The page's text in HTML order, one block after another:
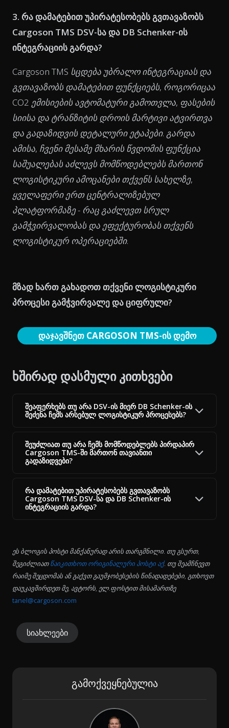
3. რა დამატებით უპირატესობებს გვთავაზობს
Cargoson TMS DSV-სა და DB Schenker-ის
ინტეგრაციის გარდა?
Cargoson TMS სცდება უბრალო ინტეგრაციას და
გვთავაზობს დამატებით ფუნქციებს, როგორიცაა
CO2 ემისიების ავტომატური გამოთვლა, ფასების
სიისა და ტრანზიტის დროის მარტივი ატვირთვა
და გადაზიდვის დეტალური ეტაპები. გარდა
ამისა, ჩვენი მესამე მხარის წვდომის ფუნქცია
საშუალებას აძლევს მომწოდებლებს მართონ
ლოგისტიკური ამოცანები თქვენს სახელზე,
ყველაფერი ერთ ცენტრალიზებულ
პლატფორმაზე - რაც გაძლევთ სრულ
გამჭვირვალობას და ეფექტურობას თქვენს
ლოგისტიკურ ოპერაციებში.
მზად ხართ გახადოთ თქვენი ლოგისტიკური
პროცესი გამჭვირვალე და ციფრული?
დაჯავშნეთ CARGOSON TMS-ის დემო
ხშირად დასმული კითხვები
შეაფერხებს თუ არა DSV-ის მიერ DB Schenker-ის
შეძენა ჩემს არსებულ ლოგისტიკურ პროცესებს?
შეუძლიათ თუ არა ჩემს მომწოდებლებს პირდაპირ
Cargoson TMS-ში მართონ თავიანთი
გადაზიდვები?
რა დამატებით უპირატესობებს გვთავაზობს
Cargoson TMS DSV-სა და DB Schenker-ის
ინტეგრაციის გარდა?
ეს ბლოგის პოსტი მანქანურად არის თარგმნილი. თუ გსურთ,
შეგიძლიათწაიკითხოთ ორიგინალური პოსტი აქ. თუ შეამჩნევთ
რაიმე შეცდომას ან გაქვთ გაუმჯობესების წინადადებები, გთხოვთ
დაუკავშირდეთ მე, ავტორს, ელ.ფოსტით მისამართზე
tanel@cargoson.com
სიახლეები
გამოქვეყნებულია